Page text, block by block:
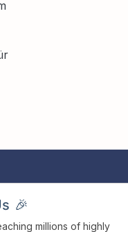
🎉
millions of highly